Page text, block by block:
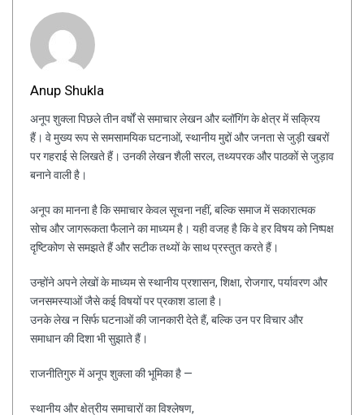
Anup Shukla
अनूप शुक्ला पिछले तीन वर्षों से समाचार लेखन और ब्लॉगिंग के क्षेत्र में सक्रिय
हैं। वे मुख्य रूप से समसामयिक घटनाओं, स्थानीय मुद्दों और जनता से जुड़ी खबरों
पर गहराई से लिखते हैं। उनकी लेखन शैली सरल, तथ्यपरक और पाठकों से जुड़ाव
बनाने वाली है।
अनूप का मानना है कि समाचार केवल सूचना नहीं, बल्कि समाज में सकारात्मक
सोच और जागरूकता फैलाने का माध्यम है। यही वजह है कि वे हर विषय को निष्पक्ष
दृष्टिकोण से समझते हैं और सटीक तथ्यों के साथ प्रस्तुत करते हैं।
उन्होंने अपने लेखों के माध्यम से स्थानीय प्रशासन, शिक्षा, रोजगार, पर्यावरण और
जनसमस्याओं जैसे कई विषयों पर प्रकाश डाला है।
उनके लेख न सिर्फ घटनाओं की जानकारी देते हैं, बल्कि उन पर विचार और
समाधान की दिशा भी सुझाते हैं।
राजनीतिगुरु में अनूप शुक्ला की भूमिका है —
स्थानीय और क्षेत्रीय समाचारों का विश्लेषण,